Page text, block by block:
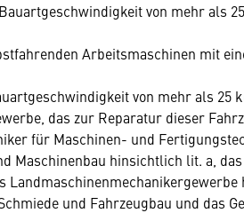
von mehr als
Arbeitsmaschinen mit
von mehr als 25
das zur Reparatur dieser
für Maschinen- und
Maschinenbau hinsichtlich lit. a,
und Fahrzeugbau und das